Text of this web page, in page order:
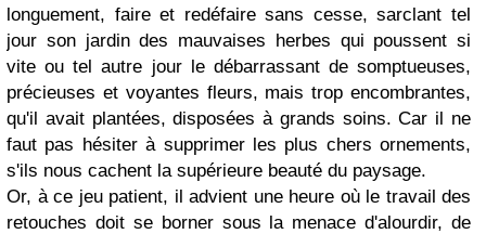
longuement, faire et redéfaire sans cesse, sarclant tel
jour son jardin des mauvaises herbes qui poussent si
vite ou tel autre jour le débarrassant de somptueuses,
précieuses et voyantes fleurs, mais trop encombrantes,
qu'il avait plantées, disposées à grands soins. Car il ne
faut pas hésiter à supprimer les plus chers ornements,
s'ils nous cachent la supérieure beauté du paysage.
Or, à ce jeu patient, il advient une heure où le travail des
retouches doit se borner sous la menace d'alourdir, de